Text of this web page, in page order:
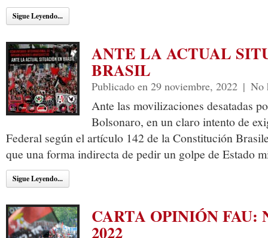
Sigue Leyendo...
ANTE LA ACTUAL
BRASIL
Publicado en 29 noviembre, 2022 | No
Ante las movilizaciones desatadas
Bolsonaro, en un claro intento de
Federal según el artículo 142 de la Constitución
que una forma indirecta de pedir un golpe de Estado
Sigue Leyendo...
CARTA OPINIÓN FAU:
2022